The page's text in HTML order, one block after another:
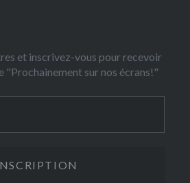
et inscrivez-vous pour recevoir
"Prochainement sur nos écrans!"